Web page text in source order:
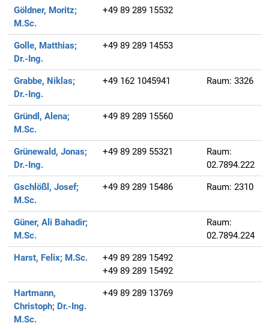
Göldner, Moritz;
M.Sc.
+49 89 289 15532
Golle, Matthias;
Dr.-Ing.
+49 89 289 14553
Grabbe, Niklas;
Dr.-Ing.
+49 162 1045941 Raum: 3326
Gründl, Alena;
M.Sc.
+49 89 289 15560
Grünewald, Jonas;
Dr.-Ing.
+49 89 289 55321
Raum:
02.7894.222
Gschlößl, Josef;
M.Sc.
+49 89 289 15486 Raum: 2310
Güner, Ali Bahadir;
M.Sc.
Raum:
02.7894.224
Harst, Felix; M.Sc.
+49 89 289 15492
+49 89 289 15492
Hartmann,
Christoph; Dr.-Ing.
M.Sc.
+49 89 289 13769